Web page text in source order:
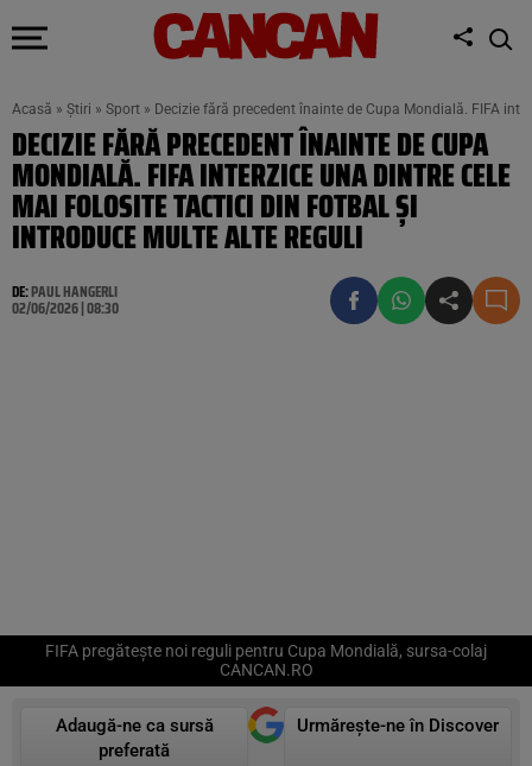
Acasă » Știri » Sport » Decizie fără precedent înainte de Cupa Mondială. FIFA
DECIZIE FĂRĂ PRECEDENT ÎNAINTE DE CUPA
MONDIALĂ. FIFA INTERZICE UNA DINTRE CELE
MAI FOLOSITE TACTICI DIN FOTBAL ȘI
INTRODUCE MULTE ALTE REGULI
DE:PAUL HANGERLI
02/06/2026 | 08:30
FIFA pregătește noi reguli pentru Cupa Mondială, sursa-colaj
CANCAN.RO
Adaugă-ne ca sursă
preferată
Urmărește-ne în Discover